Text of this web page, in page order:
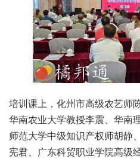
培训课上，化州市高级农艺师
华南农业大学教授李震、华南
师范大学中级知识产权师胡静
宪君、广东科贸职业学院高级